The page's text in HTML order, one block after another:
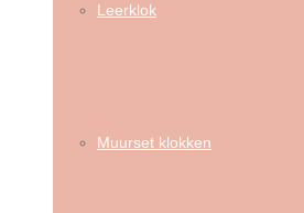
Leerklok
Muurset klokken